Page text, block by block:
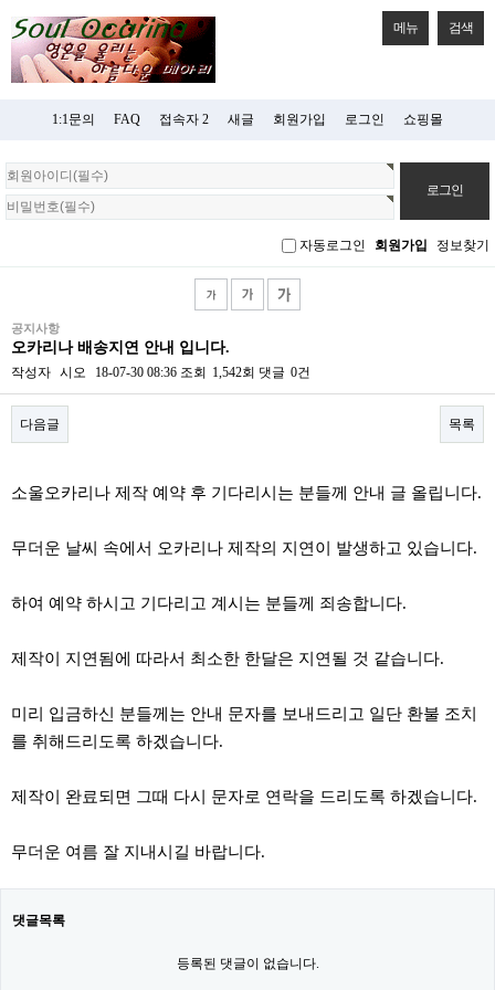
메뉴 검색
1:1문의 FAQ 접속자 2 새글 회원가입 로그인 쇼핑몰
회
원
로
자동로그인 회원가입 정보찾기
공지사항
오카리나 배송지연 안내 입니다.
작성자 시오 18-07-30 08:36 조회 1,542회 댓글 0건
다음글 목록
소울오카리나 제작 예약 후 기다리시는 분들께 안내 글 올립니다.
무더운 날씨 속에서 오카리나 제작의 지연이 발생하고 있습니다.
하여 예약 하시고 기다리고 계시는 분들께 죄송합니다.
제작이 지연됨에 따라서 최소한 한달은 지연될 것 같습니다.
미리 입금하신 분들께는 안내 문자를 보내드리고 일단 환불 조치
를 취해드리도록 하겠습니다.
제작이 완료되면 그때 다시 문자로 연락을 드리도록 하겠습니다.
무더운 여름 잘 지내시길 바랍니다.
댓글목록
등록된 댓글이 없습니다.